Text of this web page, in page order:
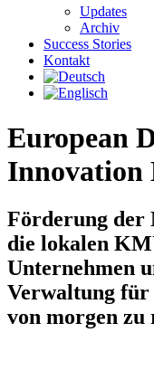
Updates
Archiv
Success Stories
Kontakt
European
Innovation
Förderung der
die lokalen
Unternehmen
Verwaltung für
von morgen zu